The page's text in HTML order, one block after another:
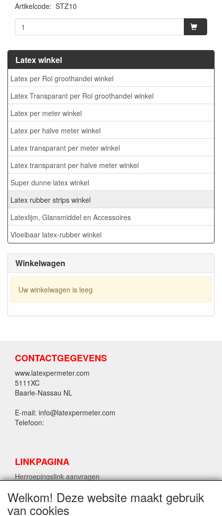
Latex winkel
Latex per Rol groothandel winkel
Latex Transparant per Rol groothandel winkel
Latex per meter winkel
Latex per halve meter winkel
Latex transparant per meter winkel
Latex transparant per halve meter winkel
Super dunne latex winkel
Latex rubber strips winkel
Latexlijm, Glansmiddel en Accessoires
Vloeibaar latex-rubber winkel
Winkelwagen
Uw winkelwagen is leeg
Artikelcode: STZ10
CONTACTGEGEVENS
www.latexpermeter.com
5111XC
Baarle-Nassau NL
E-mail: info@latexpermeter.com
Telefoon:
LINKPAGINA
Herroepingslink aanvragen
LPM LATEX INFORMATIE
Welkom! Deze website maakt gebruik
van cookies